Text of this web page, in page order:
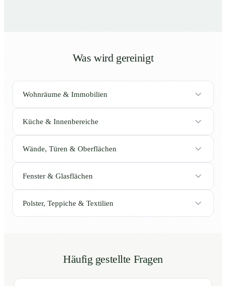
Was wird gereinigt
Wohnräume & Immobilien
Küche & Innenbereiche
Wände, Türen & Oberflächen
Fenster & Glasflächen
Polster, Teppiche & Textilien
Häufig gestellte Fragen